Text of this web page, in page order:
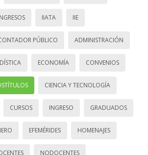
IIATA IIE
PÚBLICO ADMINISTRACIÓN
ECONOMÍA CONVENIOS
CIENCIA Y TECNOLOGÍA
CURSOS INGRESO GRADUADOS
EFEMÉRIDES HOMENAJES
NODOCENTES